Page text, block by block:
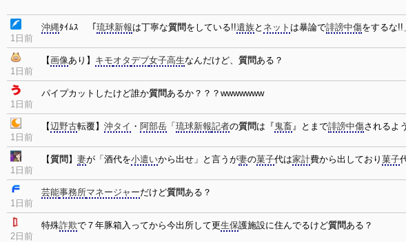
1日前
沖縄ﾀｲﾑｽ 「 琉球新報は丁寧な質問をしている!!遺族と ネット は暴論で誹謗中傷をするな!!
1日前
【画像あり】 キモオタデブ女子高生なんだけど、 質問ある？
1日前
パイプカットしたけど誰か質問あるか？？？wwwwwww
1日前
【辺野古転覆】 沖タイ ・ 阿部岳 「 琉球新報記者の質問は『 鬼畜』とまで誹謗中傷されるよ
1日前
【質問 】 妻が「酒代を小遣いから出せ」と言うが妻の菓子代は家計費から出しており 菓子
1日前
芸能事務所マネージャーだけど質問ある？
2日前
特殊詐欺で７年豚箱入ってから今出所して更生保護施設に住んでるけど質問ある？